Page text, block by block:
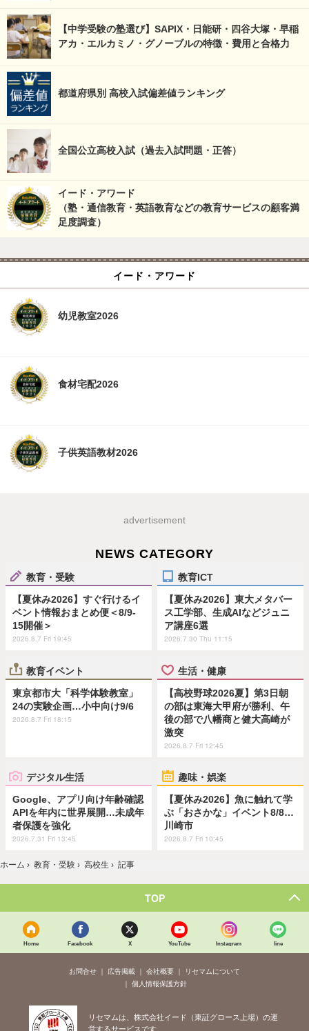
【中学受験の塾選び】SAPIX・日能研・四谷大塚・早稲
アカ・エルカミノ・グノーブルの特徴・費用と合格力
都道府県別 高校入試偏差値ランキング
全国公立高校入試（過去入試問題・正答）
イード・アワード
（塾・通信教育・英語教育などの教育サービスの顧客満
足度調査）
イード・アワード
幼児教室2026
食材宅配2026
子供英語教材2026
advertisement
NEWS CATEGORY
教育・受験
【夏休み2026】すぐ行けるイ
ベント情報おまとめ便＜8/9-
15開催＞
2026.8.7 Fri 19:45
教育ICT
【夏休み2026】東大メタバー
ス工学部、生成AIなどジュニ
ア講座6選
2026.7.30 Thu 11:15
教育イベント
東京都市大「科学体験教室」
24の実験企画…小中向け9/6
2026.8.7 Fri 18:15
生活・健康
【高校野球2026夏】第3日朝
の部は東海大甲府が勝利、午
後の部で八幡商と健大高崎が
激突
2026.8.7 Fri 12:45
デジタル生活
Google、アプリ向け年齢確認
APIを年内に世界展開…未成年
者保護を強化
2026.7.31 Fri 13:45
趣味・娯楽
【夏休み2026】魚に触れて学
ぶ「おさかな」イベント8/8…
川崎市
2026.8.7 Fri 10:45
ホーム › 教育・受験 › 高校生 › 記事
TOP
Home Facebook X YouTube Instagram line
お問合せ 広告掲載 会社概要
リセマムについて
個人情報保護方針
リセマムは、株式会社イード（東証グロース上場）の運
営するサービスです。